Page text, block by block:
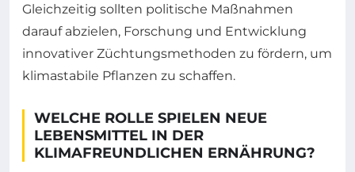
Gleichzeitig sollten politische Maßnahmen
darauf abzielen, Forschung und Entwicklung
innovativer Züchtungsmethoden zu fördern, um
klimastabile Pflanzen zu schaffen.
WELCHE ROLLE SPIELEN NEUE
LEBENSMITTEL IN DER
KLIMAFREUNDLICHEN ERNÄHRUNG?